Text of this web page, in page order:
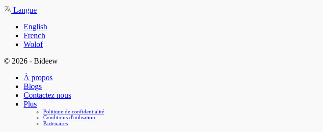
Langue
English
French
Wolof
© 2026 - Bideew
À propos
Blogs
Contactez nous
Plus
Politique de confidentialité
Conditions d'utilisation
Partenaires